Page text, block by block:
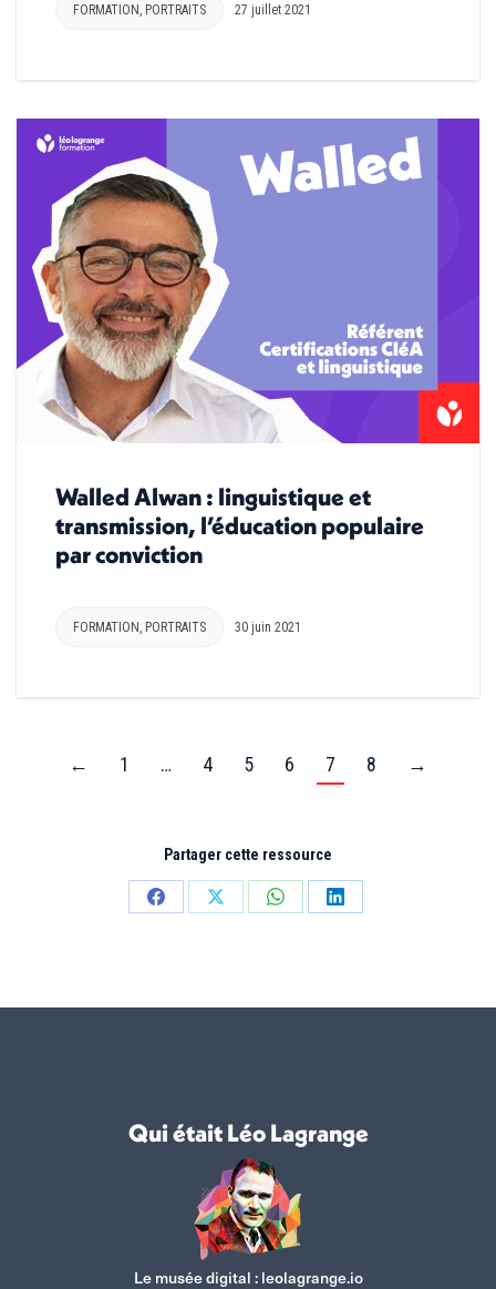
FORMATION , PORTRAITS 27 juillet 2021
Walled Alwan : linguistique et
transmission, l’éducation populaire
par conviction
FORMATION PORTRAITS 30 juin 2021
← 1 … 4 5 6 7 8 →
Partager cette ressource
PartagerPartagerPartagerPartager
Qui était Léo Lagrange
Le musée digital : leolagrange.io